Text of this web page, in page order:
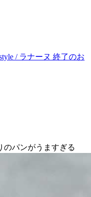
/ ラナーヌ 終了のお
のパンがうますぎる